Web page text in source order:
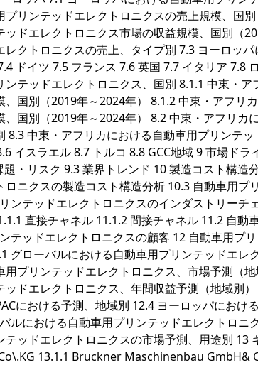
プリンテッドエレクトロニクスの売上規模、国
ッドエレクトロニクス市場の収益規模、国別（
レクトロニクスの売上、タイプ別 7.3 ヨーロッ
ドイツ 7.5 フランス 7.6 英国 7.7 イタリア 7.8
ンテッドエレクトロニクス、国別 8.1.1 中東・
、国別（2019年～2024年） 8.1.2 中東・アフリ
、国別（2019年～2024年） 8.2 中東・アフリカ
8.3 中東・アフリカにおける自動車用プリンテ
イスラエル 8.7 トルコ 8.8 GCC地域 9 市場ド
・リスク 9.3 業界トレンド 10 製造コスト構造
ニクスの製造コスト構造分析 10.3 自動車用プ
ンテッドエレクトロニクスのインダストリーチ
直接チャネル 11.1.2 間接チャネル 11.2 自動
テッドエレクトロニクスの顧客 12 自動車用プ
グローバルにおける自動車用プリンテッドエレ
用プリンテッドエレクトロニクス、市場予測（
ッドエレクトロニクス、年間収益予測（地域別
における予測、地域別 12.4 ヨーロッパにおけ
ルにおける自動車用プリンテッドエレクトロニ
テッドエレクトロニクスの市場予測、用途別
13.1.1 Bruckner Maschinenbau GmbH&